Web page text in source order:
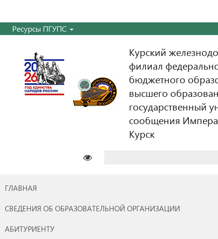
Ресурсы ПГУПС
Курский
филиал
бюджетного
высшего
государственный
сообщения
Курск
ГЛАВНАЯ
СВЕДЕНИЯ ОБ ОБРАЗОВАТЕЛЬНОЙ ОРГАНИЗАЦИИ
АБИТУРИЕНТУ